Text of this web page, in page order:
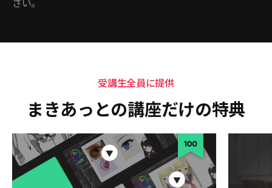
受講生全員に提供
まきあっとの講座だけの特典